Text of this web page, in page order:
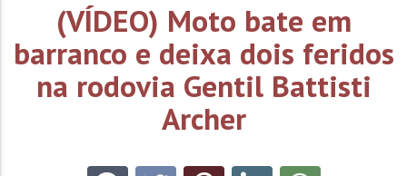
(VÍDEO) Moto bate em
barranco e deixa dois feridos
na rodovia Gentil Battisti
Archer